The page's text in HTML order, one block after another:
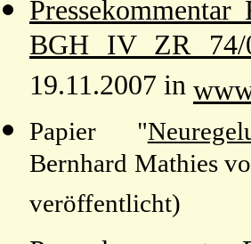
BGH IV ZR 74/
19.11.2007 in
Papier "
Bernhard Mathies
veröffentlicht)